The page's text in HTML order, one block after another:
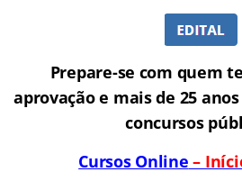
Prepare-se com quem
aprovação e mais de 25
concursos
Cursos Online –